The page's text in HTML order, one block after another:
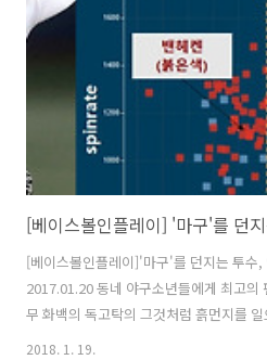
니다. 사실 많은 세이버메트릭스 이론은
는 면이 많지만 결국 득점력과 실점억제력
[베이스볼인플레이] '마구'를 던
[베이스볼인플레이]'마구'를 던지는 투수,
2017.01.20 동네 야구소년들에게 최고
무 화백의 독고탁의 그것처럼 흙먼지를
갑자기 솟아오르거나, 좌우로 꾸불거리며
2018. 1. 19.